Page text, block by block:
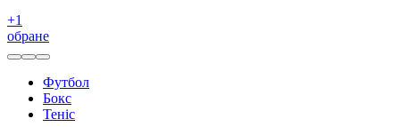
+1
обране
Футбол
Бокс
Теніс